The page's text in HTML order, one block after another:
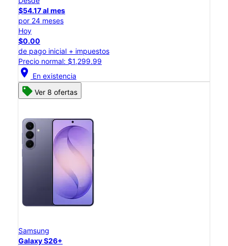
$54.17 al mes
por 24 meses
Hoy
$0.00
de pago inicial + impuestos
Precio normal: $1,299.99
location_on En existencia
Ver 8 ofertas
Samsung
Galaxy S26+